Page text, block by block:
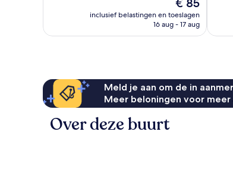
prijs
inclusief belastingen en toeslagen
16 aug - 17 aug
Meld je aan om de in
Meer beloningen voor meer
Over deze buurt